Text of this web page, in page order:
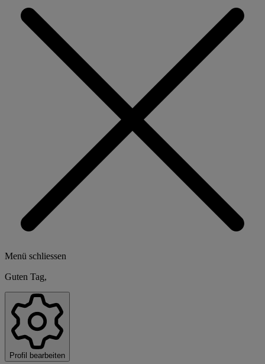
Menü schliessen
Guten Tag,
Profil bearbeiten